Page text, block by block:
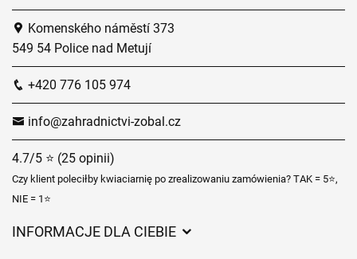
Komenského náměstí 373
549 54 Police nad Metují
+420 776 105 974
info@zahradnictvi-zobal.cz
4.7/5 ⭐ (25 opinii)
Czy klient poleciłby kwiaciarnię po zrealizowaniu zamówienia? TAK = 5⭐,
NIE = 1⭐
INFORMACJE DLA CIEBIE